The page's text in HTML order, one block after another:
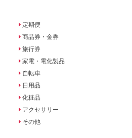
定期便
商品券・金券
旅行券
家電・電化製品
自転車
日用品
化粧品
アクセサリー
その他